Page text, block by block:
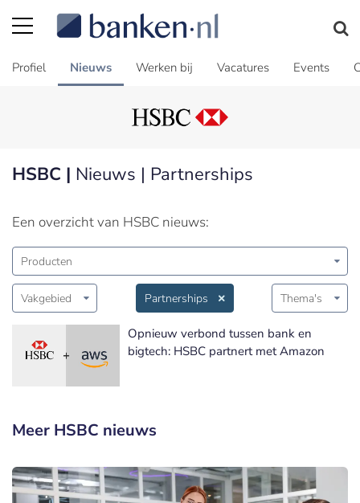
Profiel Nieuws Werken bij Vacatures Events
HSBC | Nieuws | Partnerships
Een overzicht van HSBC nieuws:
Producten
Vakgebied Partnerships Thema's
Opnieuw verbond tussen bank en
bigtech: HSBC partnert met Amazon
Meer HSBC nieuws